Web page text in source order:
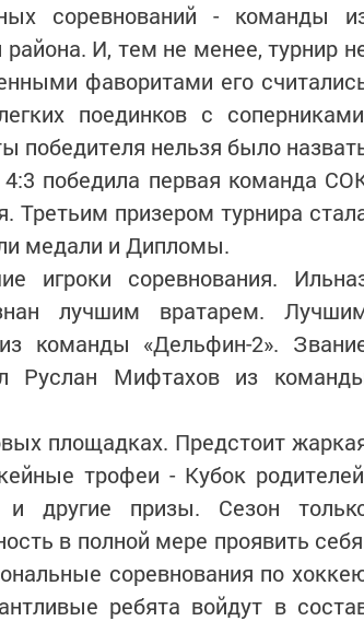
соревнований - команды
И, тем не менее, турнир
фаворитами его
поединков с
победителя нельзя было
победила первая команда
Третьим призером турнира
медали и Дипломы.
игроки соревнования.
лучшим вратарем.
команды «Дельфин-2».
Руслан Мифтахов из
площадках. Предстоит
трофеи - Кубок
другие призы. Сезон
в полной мере проявить
соревнования по
ребята войдут в